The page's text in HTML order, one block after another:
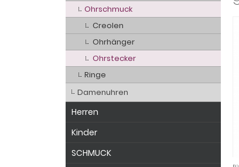
Ohrschmuck
Creolen
Ohrhänger
Ohrstecker
Ringe
Damenuhren
Herren
Kinder
SCHMUCK